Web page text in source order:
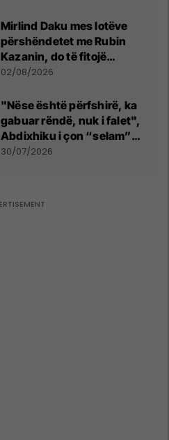
Mirlind Daku mes lotëve
përshëndetet me Rubin
Kazanin, do të fitojë
miliona te Spartak Moska
02/08/2026
"Nëse është përfshirë, ka
gabuar rëndë, nuk i falet",
Abdixhiku i çon “selam”
Përparim Ramës
30/07/2026